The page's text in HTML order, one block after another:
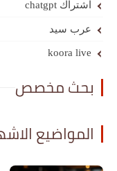
اشتراك chatgpt
عرب سيد
koora live
بحث مخصص
المواضيع